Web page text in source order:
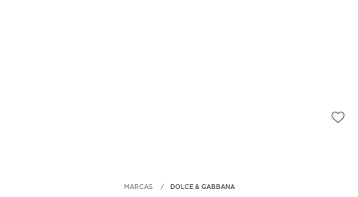
MARCAS DOLCE & GABBANA